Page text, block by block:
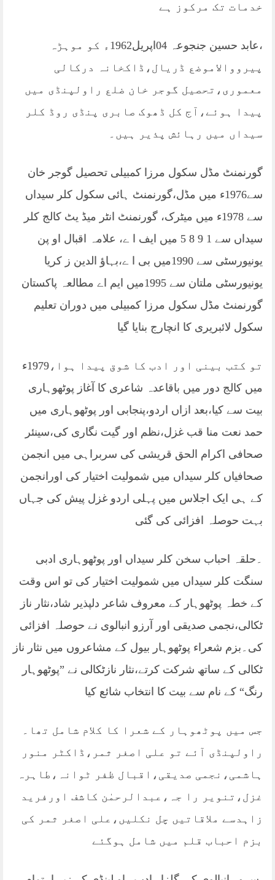
خدمات تک مرکوز ہے
،عابد حسین جنجوعہ 04اپریل1962ء کو موہڑہ
پیرووالاموضع ڈریال،ڈاکخانہ درکالی
معموری،تحصیل گوجر خان ضلع راولپنڈی میں
پیدا ہوئے،آج کل ڈھوک صابری پنڈی روڈ کلر
سیداں میں رہائش پذیر ہیں۔
گورنمنٹ مڈل سکول مرزا کمبیلی تحصیل گوجر خان
سے1976ء میں مڈل،گورنمنٹ ہائی سکول کلر سیداں
سے 1978ء میں میٹرک، گورنمنٹ انٹر میڈ یٹ کالج کلر
سیداں سے 1 9 8 5 میں ایف ا ے، علامہ اقبال او پن
یونیورسٹی سے 1990میں بی ا ے،بہاؤ الدین ز کریا
یونیورسٹی ملتان سے 1995میں ایم اے مطالعہ پاکستان
گورنمنٹ مڈل سکول مرزا کمبیلی میں دوران تعلیم
سکول لائبریری کا انچارج بنایا گیا
تو کتب بینی اور ادب کا شوق پیدا ہوا،1979ء
میں کالج دور میں باقاعدہ شاعری کا آغاز پوٹھوہاری
بیت سے کیا،بعد ازاں اردو،پنجابی اور پوٹھوہاری میں
حمد نعت منا قب غزل،نظم اور گیت نگاری کی،سینئر
صحافی اکرام الحق قریشی کی سربراہی میں انجمن
صحافیاں کلر سیداں میں شمولیت اختیار کی اورانجمن
کے ہی ایک اجلاس میں پہلی اردو غزل پیش کی جہاں
بہت حوصلہ افزائی کی گئی
۔حلقہ احباب سخن کلر سیداں اور پوٹھوہاری ادبی
سنگت کلر سیداں میں شمولیت اختیار کی تو اس وقت
کے خطہ پوٹھوہار کے معروف شاعر دلپذیر شاد،نثار ناز
ٹکالی،نجمی صدیقی اور آرزو انبالوی نے حوصلہ افزائی
کی۔بزم شعراء پوٹھوہار بیول کے مشاعروں میں نثار ناز
ٹکالی کے ساتھ شرکت کرتے،نثار نازٹکالی نے ”پوٹھوہار
رنگ“ کے نام سے بیت کا انتخاب شائع کیا
جس میں پوٹھوہار کے شعرا کا کلام شامل تھا۔
راولپنڈی آئے تو علی اصغر ثمر،ڈاکٹر منور
ہاشمی،نجمی صدیقی،اقبال ظفر ٹوانہ،طاہرہ
غزل،تنویر را جہ،عبدالرحمٰن کاشف اورفرید
زاہدسے ملاقاتیں چل نکلیں،علی اصغر ثمر کی
بزم احباب قلم میں شامل ہوگئے